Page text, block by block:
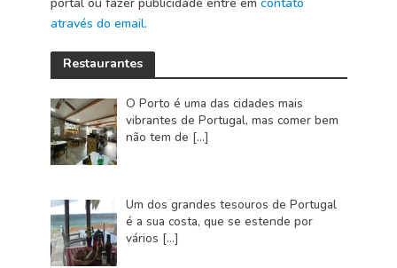
através do email.
Restaurantes
O Porto é uma das cidades mais
vibrantes de Portugal, mas comer bem
não tem de […]
Um dos grandes tesouros de Portugal
é a sua costa, que se estende por
vários […]